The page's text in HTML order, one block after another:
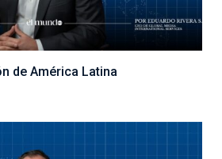
de América Latina